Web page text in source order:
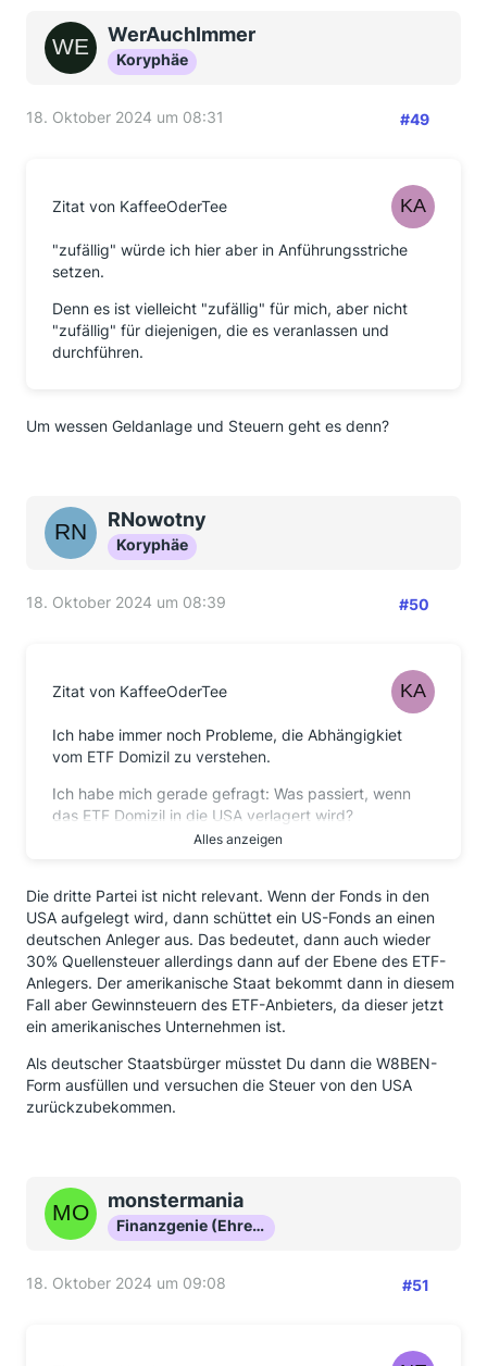
WerAuchImmer
Koryphäe
18. Oktober 2024 um 08:31 #49
Zitat von KaffeeOderTee
"zufällig" würde ich hier aber in Anführungsstriche
setzen.
Denn es ist vielleicht "zufällig" für mich, aber nicht
"zufällig" für diejenigen, die es veranlassen und
durchführen.
Um wessen Geldanlage und Steuern geht es denn?
RNowotny
Koryphäe
18. Oktober 2024 um 08:39 #50
Zitat von KaffeeOderTee
Ich habe immer noch Probleme, die Abhängigkiet
vom ETF Domizil zu verstehen.
Ich habe mich gerade gefragt: Was passiert, wenn
das ETF Domizil in die USA verlagert wird?
Dann gibt es keine dritte Partei für das Domizil.
Die USA und der Deutsche Staat wollen aber immer
noch "ihre" Steuern haben. Dann müsste doch
unmittelbar das Besteuerungsabkommen zwischen
USA und Deutschland gelten.
Dann müsstevermutlich individuell pro ETF Nutzer
berechnet werden(?)
genommen, um die Verwaltungsaufwände zu
reduzieren und der quasi Verkauf/Kauf ist der Weg
für diese Vereinfachung?
Alles anzeigen
Die dritte Partei ist nicht relevant. Wenn der Fonds in den
USA aufgelegt wird, dann schüttet ein US-Fonds an einen
deutschen Anleger aus. Das bedeutet, dann auch wieder
30% Quellensteuer allerdings dann auf der Ebene des ETF-
Anlegers. Der amerikanische Staat bekommt dann in diesem
Fall aber Gewinnsteuern des ETF-Anbieters, da dieser jetzt
ein amerikanisches Unternehmen ist.
Als deutscher Staatsbürger müsstet Du dann die W8BEN-
Form ausfüllen und versuchen die Steuer von den USA
zurückzubekommen.
monstermania
Finanzgenie (Ehrenmitglied)
18. Oktober 2024 um 09:08 #51